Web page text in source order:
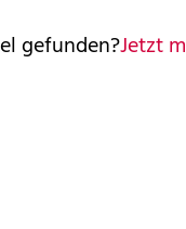
gefunden?Jetzt